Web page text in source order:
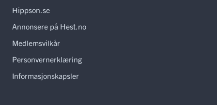
Hippson.se
Annonsere på Hest.no
Medlemsvilkår
Personvernerklæring
Informasjonskapsler